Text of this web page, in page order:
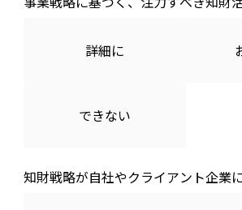
詳細に
できない
知財戦略が自社やクライアント企業